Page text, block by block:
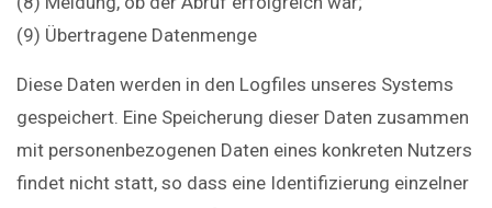
(9) Übertragene Datenmenge
Diese Daten werden in den Logfiles unseres Systems
gespeichert. Eine Speicherung dieser Daten zusammen
mit personenbezogenen Daten eines konkreten Nutzers
findet nicht statt, so dass eine Identifizierung einzelner